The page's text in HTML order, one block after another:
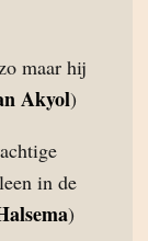
maar hij
Akyol)
in de
)